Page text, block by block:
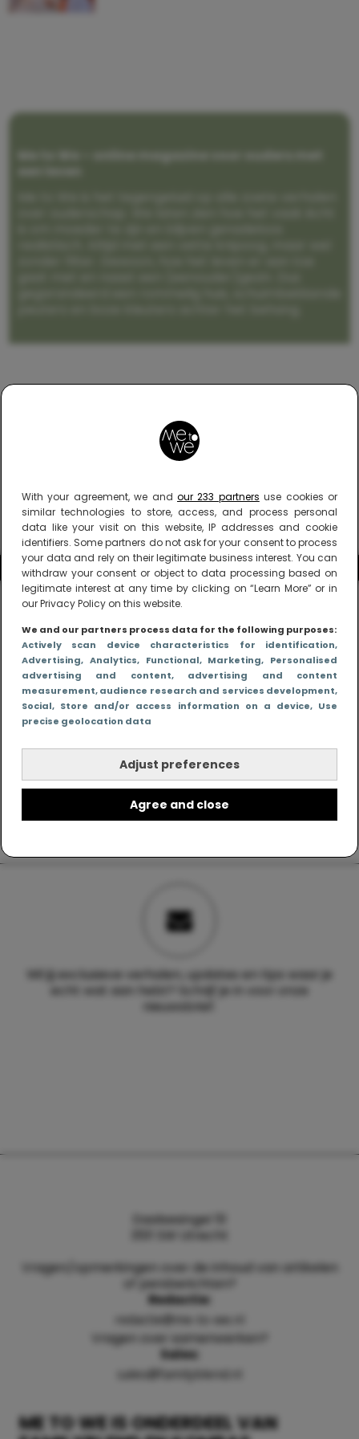
With your agreement, we and our 233 partners use cookies or
similar technologies to store, access, and process personal
data like your visit on this website, IP addresses and cookie
identifiers. Some partners do not ask for your consent to process
your data and rely on their legitimate business interest. You can
withdraw your consent or object to data processing based on
legitimate interest at any time by clicking on “Learn More” or in
our Privacy Policy on this website.
We and our partners process data for the following purposes:
Actively scan device characteristics for identification,
Advertising, Analytics, Functional, Marketing, Personalised
advertising and content, advertising and content
measurement, audience research and services development,
Social, Store and/or access information on a device, Use
precise geolocation data
Adjust preferences
Agree and close
Me to We – online magazine voor ouders met
Wil jij exclusieve verhalen, updates en tips waar je
echt wat aan hebt? Schrijf je in voor onze
nieuwsbrief.
ME TO WE IS ONDERDEEL VAN
Daalsesingel 51
3511 SW Utrecht
Vragen/opmerkingen over de inhoud van artikelen
of persberichten?
Redactie:
redactie@me-to-we.nl
Vragen over samenwerken?
Sales:
sales@familyblend.nl